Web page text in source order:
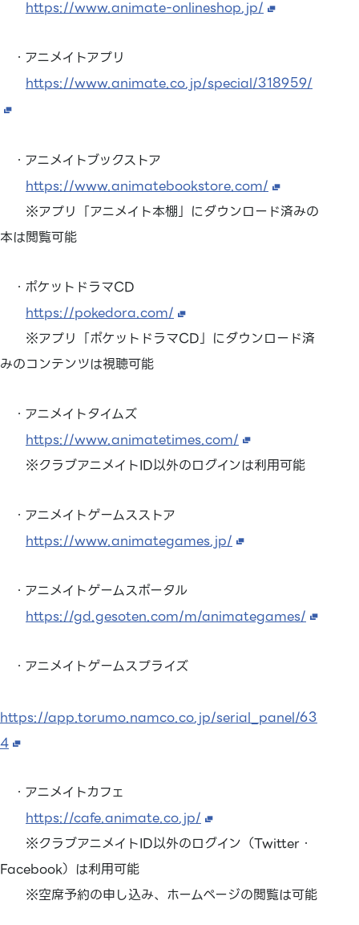
https://www.animate-onlineshop.jp/
・アニメイトアプリ
https://www.animate.co.jp/special/318959/
・アニメイトブックストア
https://www.animatebookstore.com/
※アプリ「アニメイト本棚」にダウンロード済みの
本は閲覧可能
・ポケットドラマCD
https://pokedora.com/
※アプリ「ポケットドラマCD」にダウンロード済
みのコンテンツは視聴可能
・アニメイトタイムズ
https://www.animatetimes.com/
※クラブアニメイトID以外のログインは利用可能
・アニメイトゲームスストア
https://www.animategames.jp/
・アニメイトゲームスポータル
https://gd.gesoten.com/m/animategames/
・アニメイトゲームスプライズ
https://app.torumo.namco.co.jp/serial_panel/63
4
・アニメイトカフェ
https://cafe.animate.co.jp/
※クラブアニメイトID以外のログイン（Twitter・
Facebook）は利用可能
※空席予約の申し込み、ホームページの閲覧は可能